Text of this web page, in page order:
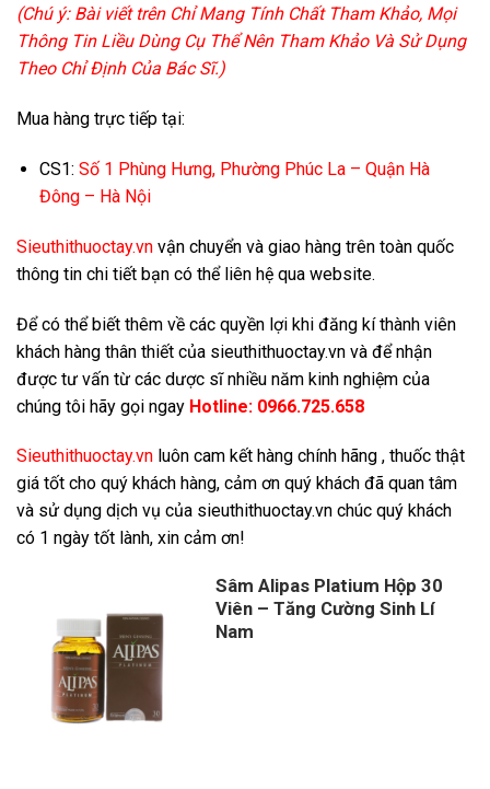
(Chú ý: Bài viết trên Chỉ Mang Tính Chất Tham Khảo, Mọi
Thông Tin Liều Dùng Cụ Thể Nên Tham Khảo Và Sử Dụng
Theo Chỉ Định Của Bác Sĩ.)
Mua hàng trực tiếp tại:
CS1: Số 1 Phùng Hưng, Phường Phúc La – Quận Hà
Đông – Hà Nội
Sieuthithuoctay.vn vận chuyển và giao hàng trên toàn quốc
thông tin chi tiết bạn có thể liên hệ qua website.
Để có thể biết thêm về các quyền lợi khi đăng kí thành viên
khách hàng thân thiết của sieuthithuoctay.vn và để nhận
được tư vấn từ các dược sĩ nhiều năm kinh nghiệm của
chúng tôi hãy gọi ngay Hotline: 0966.725.658
Sieuthithuoctay.vn luôn cam kết hàng chính hãng , thuốc thật
giá tốt cho quý khách hàng, cảm ơn quý khách đã quan tâm
và sử dụng dịch vụ của sieuthithuoctay.vn chúc quý khách
có 1 ngày tốt lành, xin cảm ơn!
Sâm Alipas Platium Hộp 30
Viên – Tăng Cường Sinh Lí
Nam